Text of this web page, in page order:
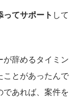
ってサポート して
辞めるタイミン
ことがあったんで
あれば、案件を